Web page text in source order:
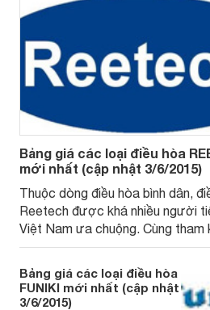
Bảng giá các loại điều hòa
mới nhất (cập nhật 3/6/2015)
Thuộc dòng điều hòa bình dân,
Reetech được khá nhiều người
Việt Nam ưa chuộng. Cùng tham
Bảng giá các loại điều hòa
nhất (cập nhật 3/6/2015).
Bảng giá các loại điều hòa
FUNIKI mới nhất (cập nhật
3/6/2015)